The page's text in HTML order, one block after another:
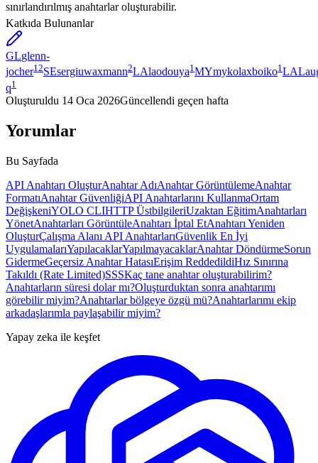
sınırlandırılmış anahtarlar oluşturabilir.
Katkıda Bulunanlar
GLglenn-
jocher12SEsergiuwaxmann2LAlaodouya1MYmykolaxboiko1LA
q1
Oluşturuldu 14 Oca 2026Güncellendi geçen hafta
Yorumlar
Bu Sayfada
API Anahtarı OluşturAnahtar AdıAnahtar GörüntülemeAnahtar
FormatıAnahtar GüvenliğiAPI Anahtarlarını KullanmaOrtam
DeğişkeniYOLO CLIHTTP ÜstbilgileriUzaktan EğitimAnahtarları
YönetAnahtarları GörüntüleAnahtarı İptal EtAnahtarı Yeniden
OluşturÇalışma Alanı API AnahtarlarıGüvenlik En İyi
UygulamalarıYapılacaklarYapılmayacaklarAnahtar DöndürmeSorun
GidermeGeçersiz Anahtar HatasıErişim ReddedildiHız Sınırına
Takıldı (Rate Limited)SSSKaç tane anahtar oluşturabilirim?
Anahtarların süresi dolar mı?Oluşturduktan sonra anahtarımı
görebilir miyim?Anahtarlar bölgeye özgü mü?Anahtarlarımı ekip
arkadaşlarımla paylaşabilir miyim?
Yapay zeka ile keşfet